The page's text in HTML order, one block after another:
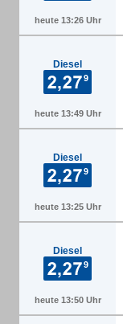
heute 13:26 Uhr
Diesel
heute 13:49 Uhr
Diesel
heute 13:25 Uhr
Diesel
heute 13:50 Uhr